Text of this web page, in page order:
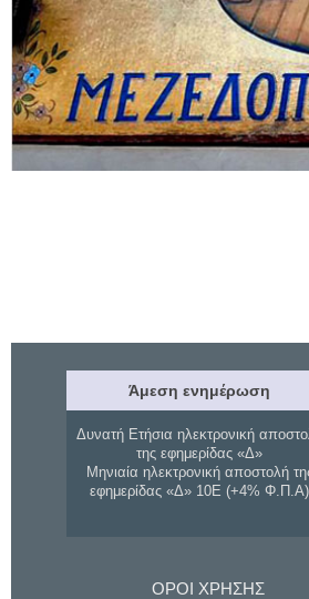
Άμεση ενημέρωση
Δυνατή Ετήσια ηλεκτρονική
της εφημερίδας «Δ»
Μηνιαία ηλεκτρονική αποστολή
εφημερίδας «Δ» 10Ε (+4% Φ.Π.Α)
ΟΡΟΙ ΧΡΗΣΗΣ